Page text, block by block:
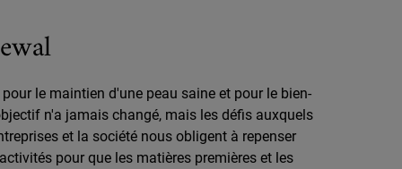
le maintien d'une peau saine et pour le bien-
n'a jamais changé, mais les défis auxquels
et la société nous obligent à repenser
pour que les matières premières et les